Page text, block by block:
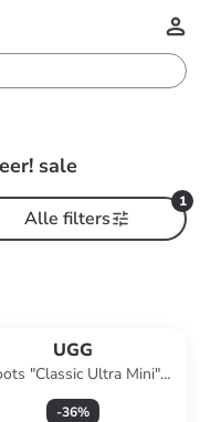
sale
1
Alle filters
UGG
"Classic Ultra Mini"
mauve
-36%